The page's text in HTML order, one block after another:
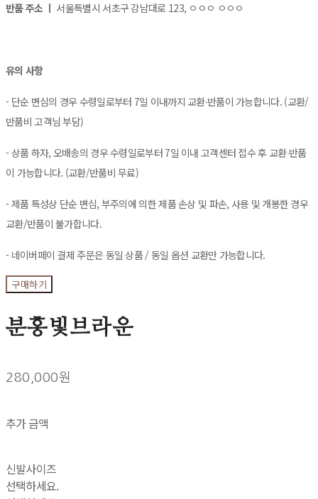
반품 주소 ㅣ 서울특별시 서초구 강남대로 123, ㅇㅇㅇ ㅇㅇㅇ
유의 사항
- 단순 변심의 경우 수령일로부터 7일 이내까지 교환∙반품이 가능합니다. (교환/
반품비 고객님 부담)
- 상품 하자, 오배송의 경우 수령일로부터 7일 이내 고객센터 접수 후 교환∙반품
이 가능합니다. (교환/반품비 무료)
- 제품 특성상 단순 변심, 부주의에 의한 제품 손상 및 파손, 사용 및 개봉한 경우
교환/반품이 불가합니다.
- 네이버페이 결제 주문은 동일 상품 / 동일 옵션 교환만 가능합니다.
구매하기
분홍빛브라운
280,000원
추가 금액
신발사이즈
선택하세요.